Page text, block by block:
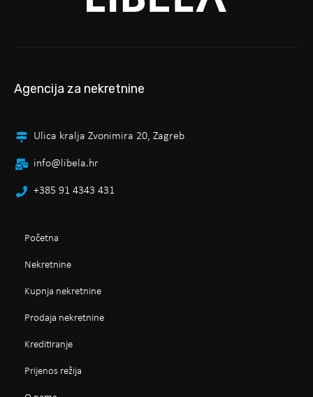
Agencija za nekretnine
Ulica kralja Zvonimira 20, Zagreb
info@libela.hr
+385 91 4343 431
Početna
Nekretnine
Kupnja nekretnine
Prodaja nekretnine
Kreditiranje
Prijenos režija